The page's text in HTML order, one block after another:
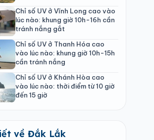
Chỉ số UV ở Vĩnh Long cao vào
lúc nào: khung giờ 10h-16h cần
tránh nắng gắt
Chỉ số UV ở Thanh Hóa cao
vào lúc nào: khung giờ 10h-15h
cần tránh nắng
Chỉ số UV ở Khánh Hòa cao
vào lúc nào: thời điểm từ 10 giờ
đến 15 giờ
về Đắk Lắk